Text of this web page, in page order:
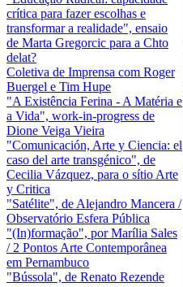
crítica para fazer escolhas e
transformar a realidade", ensaio
de Marta Gregorcic para a Chto
delat?
Coletiva de Imprensa com Roger
Buergel e Tim Hupe
"A Existência Ferina - A Matéria e
a Vida", work-in-progress de
Dione Veiga Vieira
"Comunicación, Arte y Ciencia: el
caso del arte transgénico", de
Cecilia Vázquez, para o sítio Arte
y Critica
"Satélite", de Alejandro Mancera /
Observatório Esfera Pública
"(In)formação", por Marília Sales
/ 2 Pontos Arte Contemporânea
em Pernambuco
"Bússola", de Renato Rezende